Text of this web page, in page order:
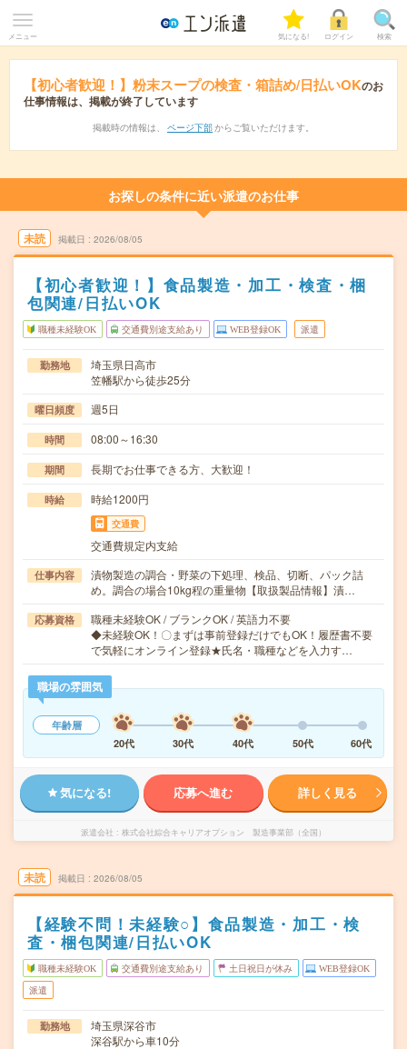
メニュー 気になる! ログイン 検索
【初心者歓迎！】粉末スープの検査・箱詰め/日払いOKのお
仕事情報は、掲載が終了しています
掲載時の情報は、 ページ下部 からご覧いただけます。
お探しの条件に近い派遣のお仕事
未読 掲載日 2026/08/05
【初心者歓迎！】食品製造・加工・検査・梱
包関連/日払いOK
職種未経験OK 交通費別途支給あり WEB登録OK 派遣
勤務地
埼玉県日高市
笠幡駅から徒歩25分
曜日頻度 週5日
時間 08:00～16:30
期間 長期でお仕事できる方、大歓迎！
時給 時給1200円
交通費
交通費規定内支給
仕事内容
漬物製造の調合・野菜の下処理、検品、切断、パック詰
め。調合の場合10kg程の重量物【取扱製品情報】漬…
応募資格
職種未経験OK / ブランクOK / 英語力不要
◆未経験OK！〇まずは事前登録だけでもOK！履歴書不要
で気軽にオンライン登録★氏名・職種などを入力す…
職場の雰囲気
年齢層
20代
30代 40代 50代 60代
気になる! 応募へ進む 詳しく見る
派遣会社 株式会社綜合キャリアオプション 製造事業部（全国）
未読 掲載日 2026/08/05
【経験不問！未経験○】食品製造・加工・検
査・梱包関連/日払いOK
職種未経験OK 交通費別途支給あり 土日祝日が休み WEB登録OK
派遣
勤務地
埼玉県深谷市
深谷駅から車10分